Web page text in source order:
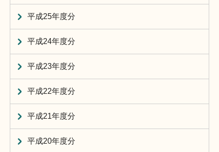
平成25年度分
平成24年度分
平成23年度分
平成22年度分
平成21年度分
平成20年度分